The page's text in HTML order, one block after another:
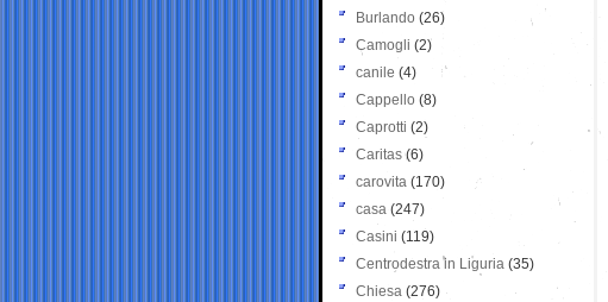
Burlando (26)
Camogli (2)
canile (4)
Cappello (8)
Caprotti (2)
Caritas (6)
carovita (170)
casa (247)
Casini (119)
Centrodestra in Liguria (35)
Chiesa (276)